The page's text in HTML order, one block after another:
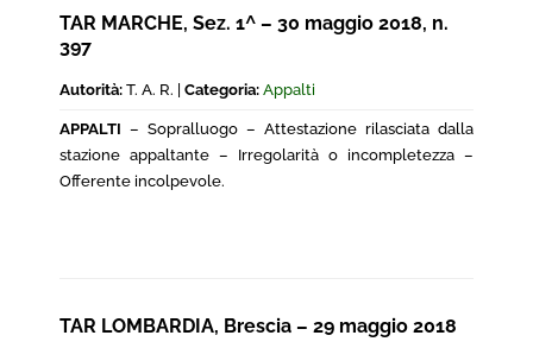
TAR MARCHE, Sez. 1^ – 30 maggio 2018, n.
397
Autorità: T. A. R. | Categoria: Appalti
APPALTI – Sopralluogo – Attestazione rilasciata dalla
stazione appaltante – Irregolarità o incompletezza –
Offerente incolpevole.
TAR LOMBARDIA, Brescia – 29 maggio 2018